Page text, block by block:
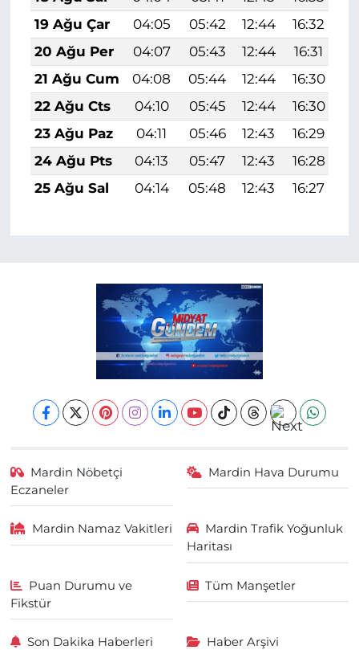
19 Ağu Çar
04:05 05:42 12:44 16:32
20 Ağu Per
04:07 05:43 12:44 16:31
21 Ağu Cum
04:08 05:44 12:44 16:30
22 Ağu Cts
04:10 05:45 12:44 16:30
23 Ağu Paz
04:11 05:46 12:43 16:29
24 Ağu Pts
04:13 05:47 12:43 16:28
25 Ağu Sal
04:14 05:48 12:43 16:27
Mardin Nöbetçi
Eczaneler
Mardin Hava Durumu
Mardin Namaz Vakitleri
Mardin Trafik Yoğunluk
Haritası
Puan Durumu ve
Fikstür
Tüm Manşetler
Son Dakika Haberleri Haber Arşivi